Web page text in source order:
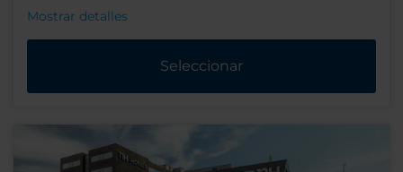
Mostrar detalles
Seleccionar